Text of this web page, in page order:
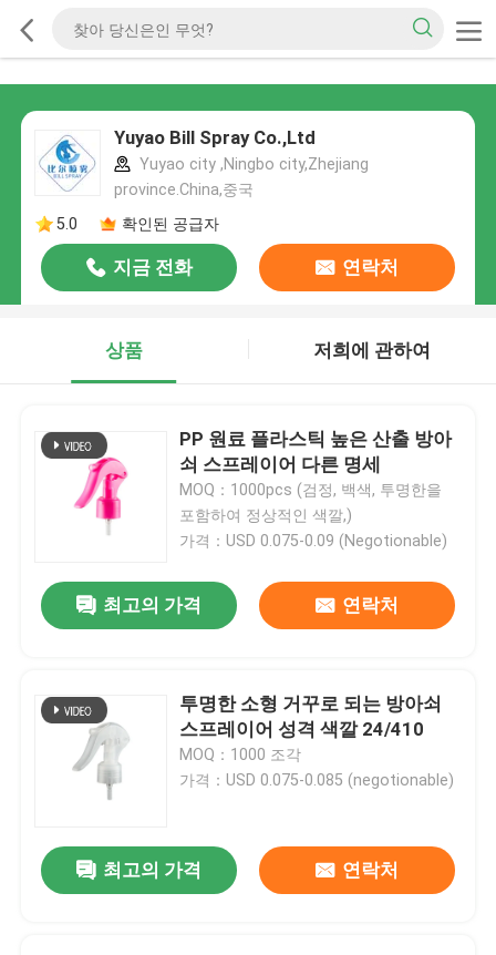
Yuyao Bill Spray Co.,Ltd
Yuyao city ,Ningbo city,Zhejiang
province.China,중국
5.0
확인된 공급자
지금 전화 연락처
상품 저희에 관하여
PP 원료 플라스틱 높은 산출 방아
쇠 스프레이어 다른 명세
MOQ：1000pcs (검정, 백색, 투명한을
포함하여 정상적인 색깔,)
가격：USD 0.075-0.09 (Negotionable)
최고의 가격 연락처
투명한 소형 거꾸로 되는 방아쇠
스프레이어 성격 색깔 24/410
MOQ：1000 조각
가격：USD 0.075-0.085 (negotionable)
최고의 가격 연락처